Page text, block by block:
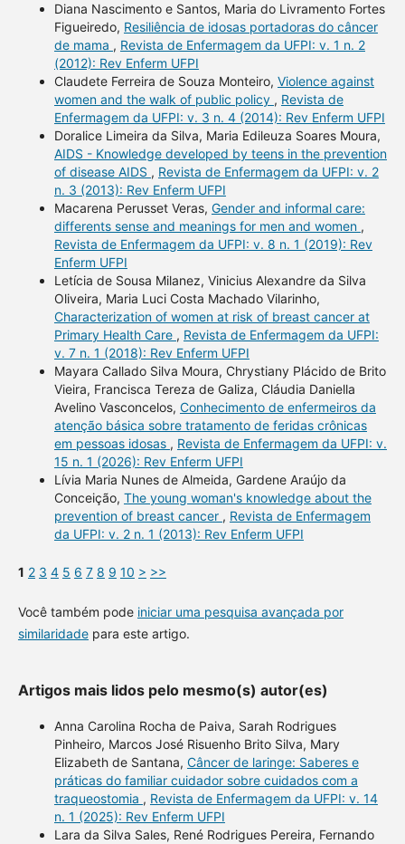
Diana Nascimento e Santos, Maria do Livramento Fortes
Figueiredo, Resiliência de idosas portadoras do câncer
de mama , Revista de Enfermagem da UFPI: v. 1 n. 2
(2012): Rev Enferm UFPI
Claudete Ferreira de Souza Monteiro, Violence against
women and the walk of public policy , Revista de
Enfermagem da UFPI: v. 3 n. 4 (2014): Rev Enferm UFPI
Doralice Limeira da Silva, Maria Edileuza Soares Moura,
AIDS - Knowledge developed by teens in the prevention
of disease AIDS , Revista de Enfermagem da UFPI: v. 2
n. 3 (2013): Rev Enferm UFPI
Macarena Perusset Veras, Gender and informal care:
differents sense and meanings for men and women ,
Revista de Enfermagem da UFPI: v. 8 n. 1 (2019): Rev
Enferm UFPI
Letícia de Sousa Milanez, Vinicius Alexandre da Silva
Oliveira, Maria Luci Costa Machado Vilarinho,
Characterization of women at risk of breast cancer at
Primary Health Care , Revista de Enfermagem da UFPI:
v. 7 n. 1 (2018): Rev Enferm UFPI
Mayara Callado Silva Moura, Chrystiany Plácido de Brito
Vieira, Francisca Tereza de Galiza, Cláudia Daniella
Avelino Vasconcelos, Conhecimento de enfermeiros da
atenção básica sobre tratamento de feridas crônicas
em pessoas idosas , Revista de Enfermagem da UFPI: v.
15 n. 1 (2026): Rev Enferm UFPI
Lívia Maria Nunes de Almeida, Gardene Araújo da
Conceição, The young woman's knowledge about the
prevention of breast cancer , Revista de Enfermagem
da UFPI: v. 2 n. 1 (2013): Rev Enferm UFPI
1 2 3 4 5 6 7 8 9 10 > >>
Você também pode iniciar uma pesquisa avançada por
similaridadepara este artigo.
Artigos mais lidos pelo mesmo(s) autor(es)
Anna Carolina Rocha de Paiva, Sarah Rodrigues
Pinheiro, Marcos José Risuenho Brito Silva, Mary
Elizabeth de Santana, Câncer de laringe: Saberes e
práticas do familiar cuidador sobre cuidados com a
traqueostomia , Revista de Enfermagem da UFPI: v. 14
n. 1 (2025): Rev Enferm UFPI
Lara da Silva Sales, René Rodrigues Pereira, Fernando